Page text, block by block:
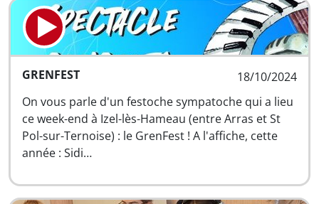
18/10/2024
GRENFEST
On vous parle d'un festoche sympatoche qui a lieu
ce week-end à Izel-lès-Hameau (entre Arras et St
Pol-sur-Ternoise) : le GrenFest ! A l'affiche, cette
année : Sidi…